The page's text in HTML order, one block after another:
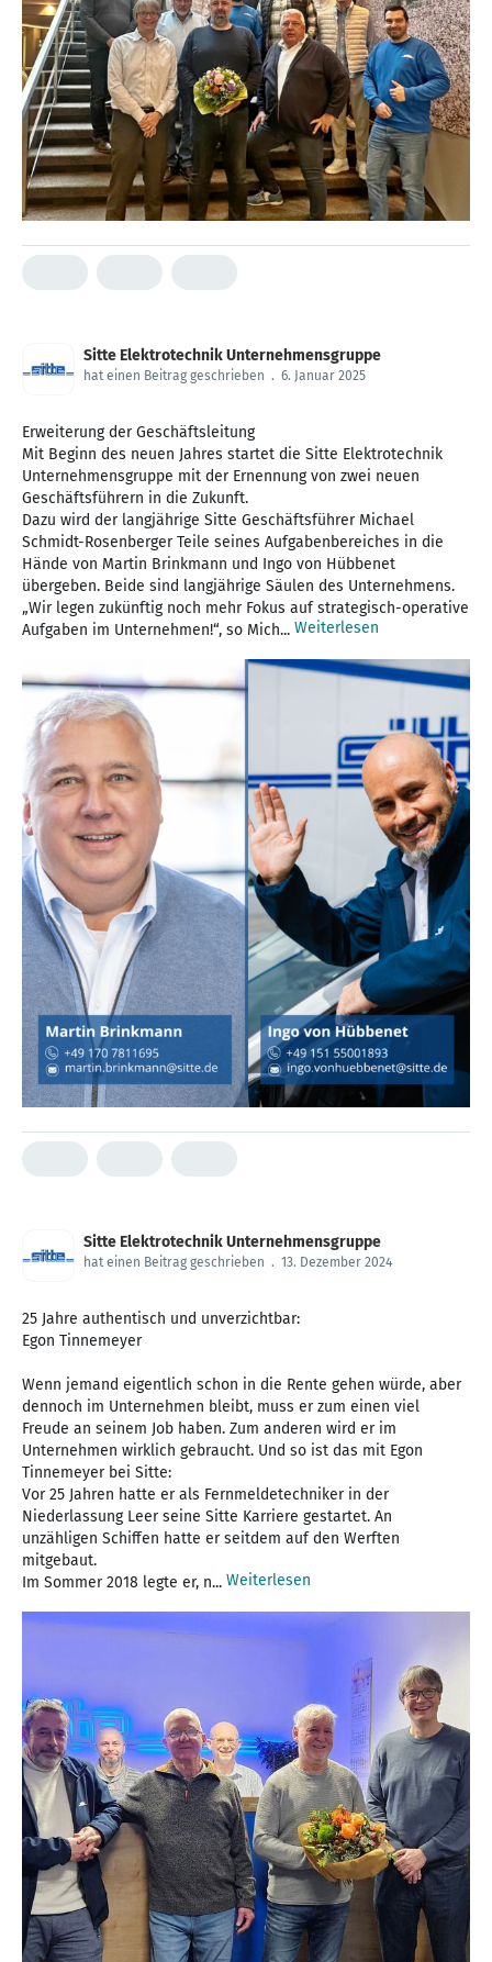
Sitte Elektrotechnik Unternehmensgruppe
hat einen Beitrag geschrieben . 6. Januar 2025
Erweiterung der Geschäftsleitung
Mit Beginn des neuen Jahres startet die Sitte Elektrotechnik
Unternehmensgruppe mit der Ernennung von zwei neuen
Geschäftsführern in die Zukunft.
Dazu wird der langjährige Sitte Geschäftsführer Michael
Schmidt-Rosenberger Teile seines Aufgabenbereiches in die
Hände von Martin Brinkmann und Ingo von Hübbenet
übergeben. Beide sind langjährige Säulen des Unternehmens.
„Wir legen zukünftig noch mehr Fokus auf strategisch-operative
Aufgaben im Unternehmen!“, so Mich... Weiterlesen
Sitte Elektrotechnik Unternehmensgruppe
hat einen Beitrag geschrieben . 13. Dezember 2024
25 Jahre authentisch und unverzichtbar:
Egon Tinnemeyer
Wenn jemand eigentlich schon in die Rente gehen würde, aber
dennoch im Unternehmen bleibt, muss er zum einen viel
Freude an seinem Job haben. Zum anderen wird er im
Unternehmen wirklich gebraucht. Und so ist das mit Egon
Tinnemeyer bei Sitte:
Vor 25 Jahren hatte er als Fernmeldetechniker in der
Niederlassung Leer seine Sitte Karriere gestartet. An
unzähligen Schiffen hatte er seitdem auf den Werften
mitgebaut.
Im Sommer 2018 legte er, n... Weiterlesen